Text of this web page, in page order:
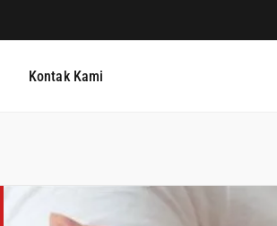
Kontak Kami